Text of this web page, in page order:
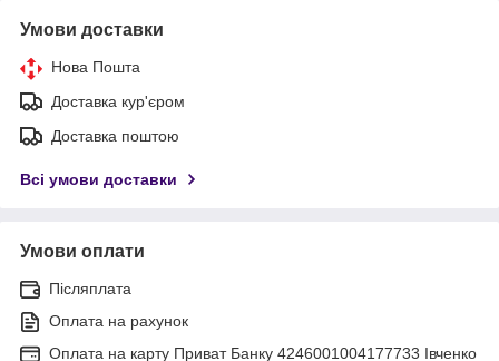
Умови доставки
Нова Пошта
Доставка кур'єром
Доставка поштою
Всі умови доставки
Умови оплати
Післяплата
Оплата на рахунок
Оплата на карту Приват Банку 4246001004177733 Івченко